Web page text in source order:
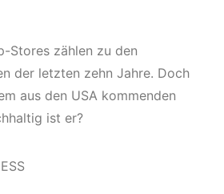
Stores zählen zu den
der letzten zehn Jahre. Doch
aus den USA kommenden
ist er?